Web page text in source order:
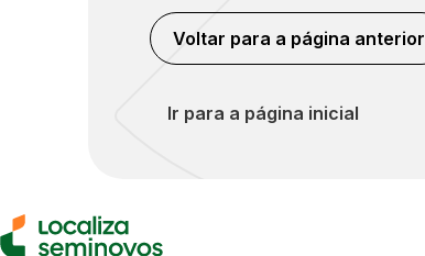
Voltar para a página anterior
Ir para a página inicial